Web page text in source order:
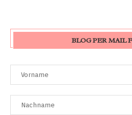
BLOG PER MAIL